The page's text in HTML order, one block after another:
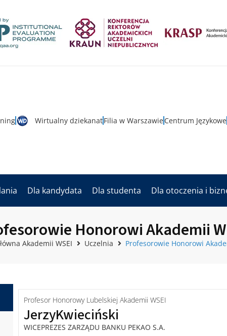
Wirtualny dziekanatFilia w WarszawieCentrum Językowe
Dla kandydata Dla studenta Dla otoczenia i
Honorowi Akademii
Akademii WSEI Uczelnia Profesorowie Honorowi
Profesor Honorowy Lubelskiej Akademii WSEI
JerzyKwieciński
WICEPREZES ZARZĄDU BANKU PEKAO S.A.